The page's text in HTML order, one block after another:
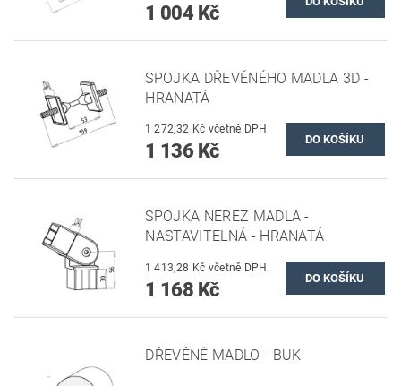
1 004 Kč
SPOJKA DŘEVĚNÉHO MADLA 3D -
HRANATÁ
1 272,32 Kč včetně DPH
1 136 Kč
SPOJKA NEREZ MADLA -
NASTAVITELNÁ - HRANATÁ
1 413,28 Kč včetně DPH
1 168 Kč
DŘEVĚNÉ MADLO - BUK